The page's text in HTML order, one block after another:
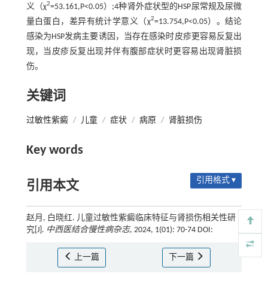
义（χ2=53.161,P<0.05）;4种肾外症状型的HSP尿常规及尿微
量白蛋白，差异有统计学意义（χ2=13.754,P<0.05）。结论
感染为HSP发病主要诱因，当存在感染时皮疹更容易反复出
现，当皮疹反复出现并伴有腹部症状时更容易出现肾脏损
伤。
关键词
过敏性紫癜 / 儿童 / 症状 / 病原 / 肾脏损伤
Key words
引用本文 引用格式 ▾
赵月, 白晓红. 儿童过敏性紫癜临床特征与肾损伤相关性研
究[J]. 中西医结合慢性病杂志, 2024, 1(01): 70-74 DOI:
上一篇 下一篇